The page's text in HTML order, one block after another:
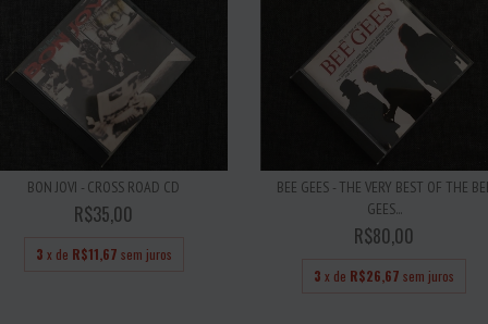
BON JOVI - CROSS ROAD CD
R$35,00
3 x de R$11,67 sem juros
BEE GEES - THE VERY BEST OF THE
GEES...
R$80,00
3 x de R$26,67 sem juros